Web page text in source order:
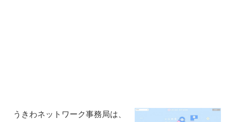
うきわネットワーク事務局は、